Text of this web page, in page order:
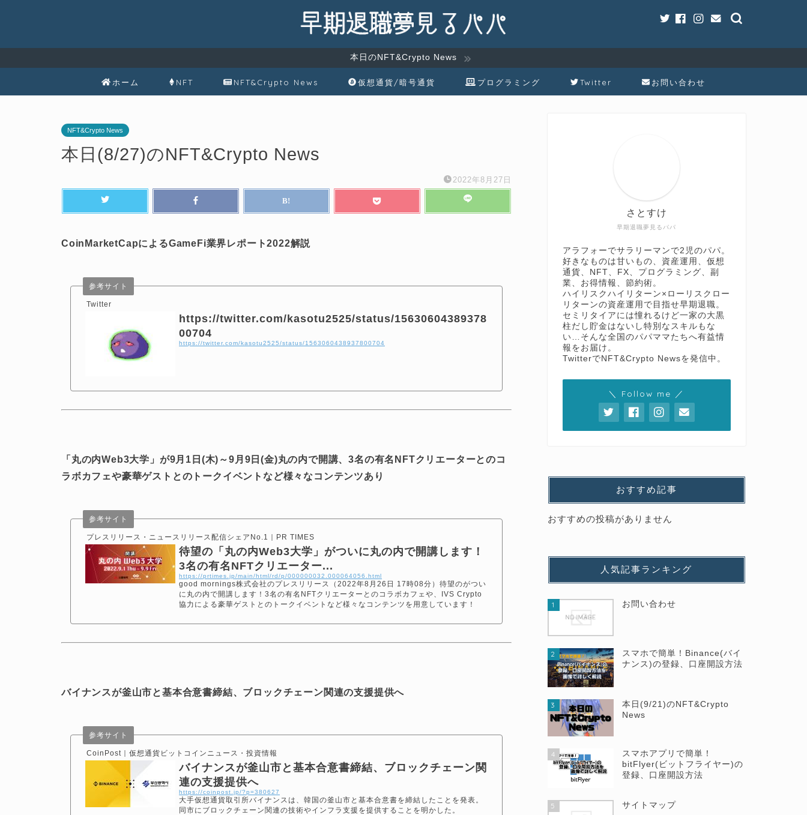
本日のNFT&Crypto News
ホーム NFT NFT&Crypto News 仮想通貨/暗号通貨 プログラミング Twitter お問い合わせ
NFT&Crypto News
本日(8/27)のNFT&Crypto News
2022年8月27日
CoinMarketCapによるGameFi業界レポート2022解説
Twitter
参考サイト
https://twitter.com/kasotu2525/status/15630604389378
00704
https://twitter.com/kasotu2525/status/1563060438937800704
「丸の内Web3大学」が9月1日(木)～9月9日(金)丸の内で開講、3名の有名NFTクリエーターとのコ
ラボカフェや豪華ゲストとのトークイベントなど様々なコンテンツあり
プレスリリース・ニュースリリース配信シェアNo.1｜PR TIMES
参考サイト
待望の「丸の内Web3大学」がついに丸の内で開講します！
3名の有名NFTクリエーター...
https://prtimes.jp/main/html/rd/p/000000032.000064056.html
good mornings株式会社のプレスリリース（2022年8月26日 17時08分）待望のがつい
に丸の内で開講します！3名の有名NFTクリエーターとのコラボカフェや、IVS Crypto
協力による豪華ゲストとのトークイベントなど様々なコンテンツを用意しています！
バイナンスが釜山市と基本合意書締結、ブロックチェーン関連の支援提供へ
CoinPost｜仮想通貨ビットコインニュース・投資情報
参考サイト
バイナンスが釜山市と基本合意書締結、ブロックチェーン関
連の支援提供へ
https://coinpost.jp/?p=380627
大手仮想通貨取引所バイナンスは、韓国の釜山市と基本合意書を締結したことを発表。
同市にブロックチェーン関連の技術やインフラ支援を提供することを明かした。
早期退職夢見るパパ
さとすけ
アラフォーでサラリーマンで2児のパパ。
好きなものは甘いもの、資産運用、仮想
通貨、NFT、FX、プログラミング、副
業、お得情報、節約術。
ハイリスクハイリターン×ローリスクロー
リターンの資産運用で目指せ早期退職。
セミリタイアには憧れるけど一家の大黒
柱だし貯金はないし特別なスキルもな
い…そんな全国のパパママたちへ有益情
報をお届け。
TwitterでNFT&Crypto Newsを発信中。
＼ Follow me ／
おすすめ記事
おすすめの投稿がありません
人気記事ランキング
1 お問い合わせ
2
スマホで簡単！Binance(バイ
ナンス)の登録、口座開設方法
3
本日(9/21)のNFT&Crypto
News
4
スマホアプリで簡単！
bitFlyer(ビットフライヤー)の
登録、口座開設方法
5 サイトマップ